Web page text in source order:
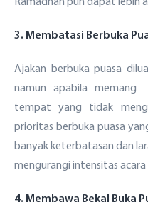
3. Membatasi Berbuka
Ajakan berbuka puasa
namun apabila memang
tempat yang tidak
prioritas berbuka puasa
banyak keterbatasan dan
mengurangi intensitas acara
4. Membawa Bekal Buka